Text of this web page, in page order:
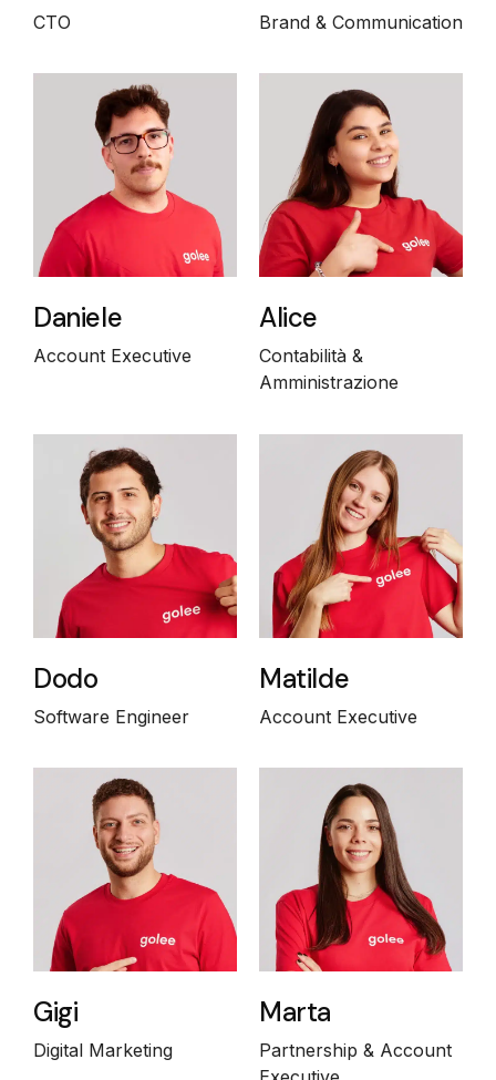
CTO Brand & Communication
Daniele
Account Executive
Alice
Contabilità &
Amministrazione
Dodo
Software Engineer
Matilde
Account Executive
Gigi
Digital Marketing
Marta
Partnership & Account